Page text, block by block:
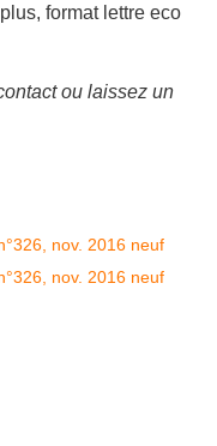
format lettre eco
ou laissez un